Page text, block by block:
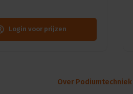
Login voor prijzen
Over Podiumtechniek